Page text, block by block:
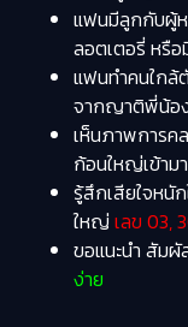
แฟนมีลูกกับผู้ห
ลอตเตอรี่ หรื
แฟนทำคนใกล้
จากญาติพี่น้อ
เห็นภาพการ
ก้อนใหญ่เข้าม
รู้สึกเสียใจหนั
ใหญ่ เลข 03,
ขอแนะนำ สัม
ง่าย